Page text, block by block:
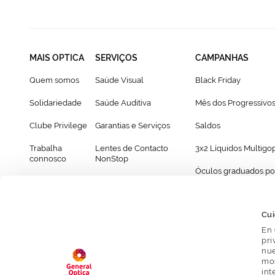
En
MAIS OPTICA
Quem somos
Solidariedade
Clube Privilege
Trabalha
connosco
SERVIÇOS
Saúde Visual
Saúde Auditiva
Garantias e Serviços
Lentes de Contacto
NonStop
CAMPANHAS
Black Friday
Mês dos Progressivos
Saldos
3x2 Líquidos
Óculos graduados